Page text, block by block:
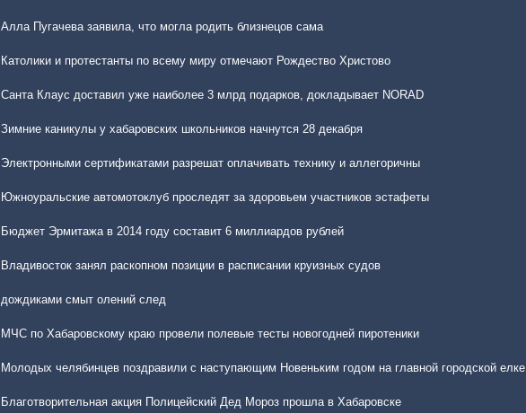
Алла Пугачева заявила, что могла родить близнецов сама
Католики и протестанты по всему миру отмечают Рождество Христово
Санта Клаус доставил уже наиболее 3 млрд подарков, докладывает NORAD
Зимние каникулы у хабаровских школьников начнутся 28 декабря
Электронными сертификатами разрешат оплачивать технику и аллегоричны
Южноуральские автомотоклуб проследят за здоровьем участников эстафеты
Бюджет Эрмитажа в 2014 году составит 6 миллиардов рублей
Владивосток занял раскопном позиции в расписании круизных судов
дождиками смыт олений след
МЧС по Хабаровскому краю провели полевые тесты новогодней пиротеники
Молодых челябинцев поздравили с наступающим Новеньким годом на главной городской елке
Благотворительная акция Полицейский Дед Мороз прошла в Хабаровске